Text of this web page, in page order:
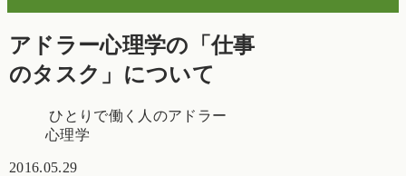
アドラー心理学の「仕事
のタスク」について
ひとりで働く人のアドラー
心理学
2016.05.29